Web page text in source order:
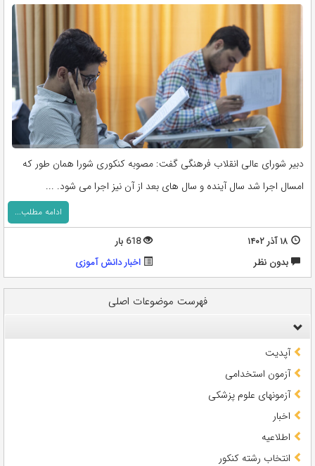
دبیر شورای عالی انقلاب فرهنگی گفت: مصوبه کنکوری شورا همان طور که
امسال اجرا شد سال آینده و سال های بعد از آن نیز اجرا می شود. ...
ادامه مطلب...
۱۸ آذر ۱۴۰۲
618 بار
بدون نظر
اخبار دانش آموزی
فهرست موضوعات اصلی
آپدیت
آزمون استخدامی
آزمونهای علوم پزشکی
اخبار
اطلاعیه
انتخاب رشته کنکور